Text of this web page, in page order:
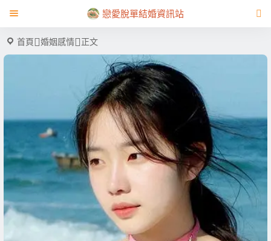
戀愛脫單結婚資訊站
首頁 婚姻感情 正文